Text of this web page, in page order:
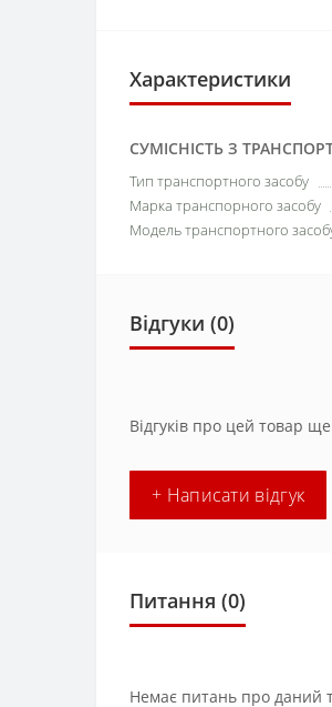
Характеристики
СУМІСНІСТЬ З
Тип транспортного засобу
Марка транспорного засобу
Модель транспортного
Відгуки (0)
Відгуків про цей товар
+ Написати відгук
Питання (0)
Немає питань про даний